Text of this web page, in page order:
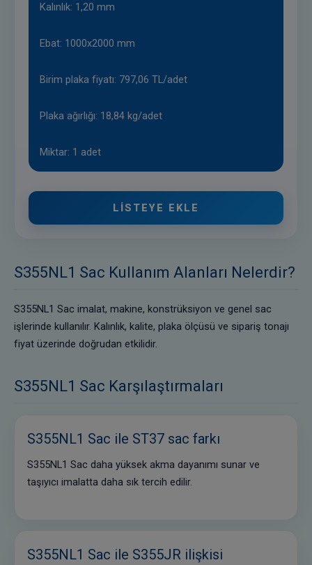
Kalınlık: 1,20 mm
Ebat: 1000x2000 mm
Birim plaka fiyatı: 797,06 TL/adet
Plaka ağırlığı: 18,84 kg/adet
Miktar: 1 adet
LISTEYE EKLE
S355NL1 Sac Kullanım Alanları Nelerdir?
S355NL1 Sac imalat, makine, konstrüksiyon ve genel sac
işlerinde kullanılır. Kalınlık, kalite, plaka ölçüsü ve sipariş tonajı
fiyat üzerinde doğrudan etkilidir.
S355NL1 Sac Karşılaştırmaları
S355NL1 Sac ile ST37 sac farkı
S355NL1 Sac daha yüksek akma dayanımı sunar ve
taşıyıcı imalatta daha sık tercih edilir.
S355NL1 Sac ile S355JR ilişkisi